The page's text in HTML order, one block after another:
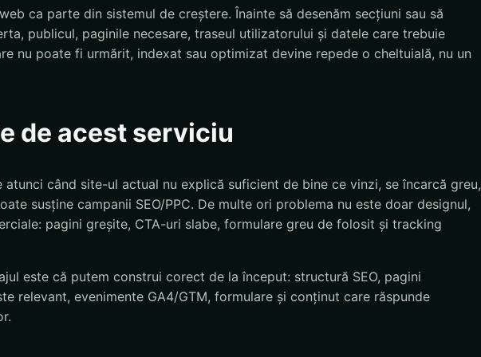
ca parte din sistemul de creștere. Înainte să desenăm secțiuni sau să
publicul, paginile necesare, traseul utilizatorului și datele care trebuie
nu poate fi urmărit, indexat sau optimizat devine repede o cheltuială, nu un
de acest serviciu
când site-ul actual nu explică suficient de bine ce vinzi, se încarcă greu,
susține campanii SEO/PPC. De multe ori problema nu este doar designul,
pagini greșite, CTA-uri slabe, formulare greu de folosit și tracking
este că putem construi corect de la început: structură SEO, pagini
relevant, evenimente GA4/GTM, formulare și conținut care răspunde